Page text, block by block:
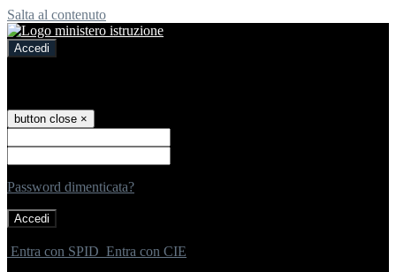
Salta al contenuto
Accedi
button close ×
Password dimenticata?
Entra con SPID Entra con CIE